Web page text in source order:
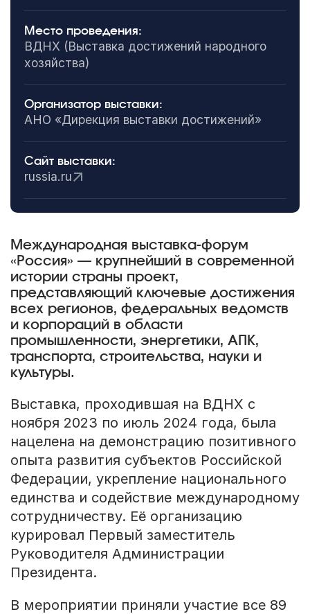
Место проведения:
ВДНХ (Выставка достижений народного
хозяйства)
Организатор выставки:
АНО «Дирекция выставки достижений»
Сайт выставки:
russia.ru
Международная выставка-форум
«Россия» — крупнейший в современной
истории страны проект,
представляющий ключевые достижения
всех регионов, федеральных ведомств
и корпораций в области
промышленности, энергетики, АПК,
транспорта, строительства, науки и
культуры.
Выставка, проходившая на ВДНХ с
ноября 2023 по июль 2024 года, была
нацелена на демонстрацию позитивного
опыта развития субъектов Российской
Федерации, укрепление национального
единства и содействие международному
сотрудничеству. Её организацию
курировал Первый заместитель
Руководителя Администрации
Президента.
В мероприятии приняли участие все 89